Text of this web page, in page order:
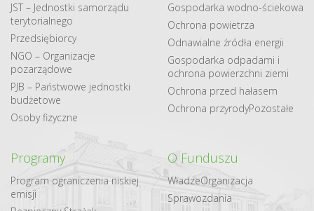
JST – Jednostki samorządu
terytorialnego
Przedsiębiorcy
NGO – Organizacje
pozarządowe
PJB – Państwowe jednostki
budżetowe
Osoby fizyczne
Gospodarka​ wodno​-ściekowa
Ochrona powietrza
Odnawialne​ źródła​ energii
Gospodarka odpadami i
ochrona powierzchni ziemi
Ochrona przed hałasem
Ochrona przyrodyPozostałe
Programy
Program ograniczenia niskiej
emisji
O Funduszu
WładzeOrganizacja
Sprawozdania